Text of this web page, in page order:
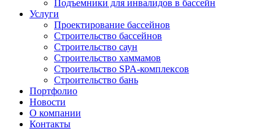
Подъемники для инвалидов в бассейн
Услуги
Проектирование бассейнов
Строительство бассейнов
Строительство саун
Строительство хаммамов
Строительство SPA-комплексов
Строительство бань
Портфолио
Новости
O компании
Контакты